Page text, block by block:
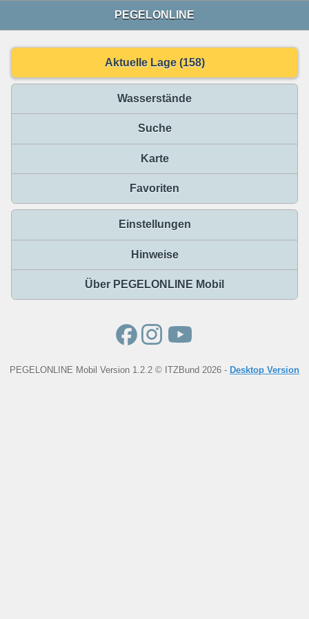
PEGELONLINE
Aktuelle Lage (158)
Wasserstände
Suche
Karte
Favoriten
Einstellungen
Hinweise
Über PEGELONLINE Mobil
PEGELONLINE Mobil Version 1.2.2 © ITZBund 2026 - Desktop Version